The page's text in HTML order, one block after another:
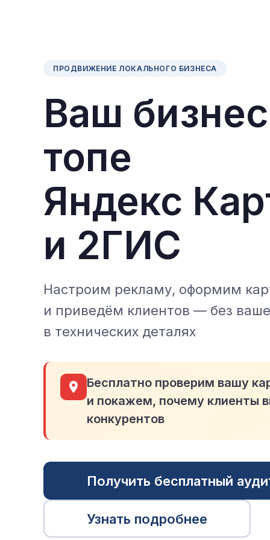
ПРОДВИЖЕНИЕ ЛОКАЛЬНОГО БИЗНЕСА
Ваш
топе
Яндекс
и 2ГИС
Настроим рекламу, оформим
и приведём клиентов — без
в технических деталях
Бесплатно проверим вашу
и покажем, почему клиенты
конкурентов
Получить бесплатный
Узнать подробнее